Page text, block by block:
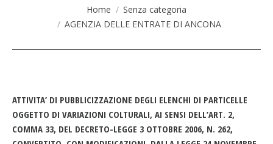
Home
Senza categoria
AGENZIA DELLE ENTRATE DI ANCONA
ATTIVITA’ DI PUBBLICIZZAZIONE DEGLI ELENCHI DI PARTICELLE
OGGETTO DI VARIAZIONI COLTURALI, AI SENSI DELL’ART. 2,
COMMA 33, DEL DECRETO-LEGGE 3 OTTOBRE 2006, N. 262,